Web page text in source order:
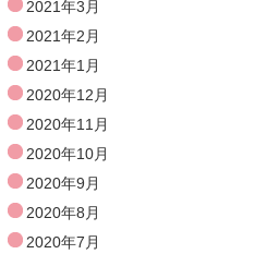
2021年3月
2021年2月
2021年1月
2020年12月
2020年11月
2020年10月
2020年9月
2020年8月
2020年7月